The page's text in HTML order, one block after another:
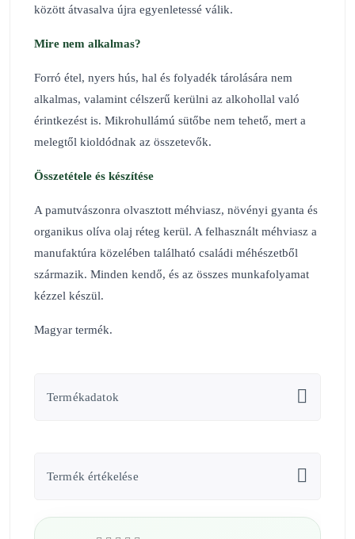
között átvasalva újra egyenletessé válik.
Mire nem alkalmas?
Forró étel, nyers hús, hal és folyadék tárolására nem
alkalmas, valamint célszerű kerülni az alkohollal való
érintkezést is. Mikrohullámú sütőbe nem tehető, mert a
melegtől kioldódnak az összetevők.
Összetétele és készítése
A pamutvászonra olvasztott méhviasz, növényi gyanta és
organikus olíva olaj réteg kerül. A felhasznált méhviasz a
manufaktúra közelében található családi méhészetből
származik. Minden kendő, és az összes munkafolyamat
kézzel készül.
Magyar termék.
Termékadatok
Termék értékelése